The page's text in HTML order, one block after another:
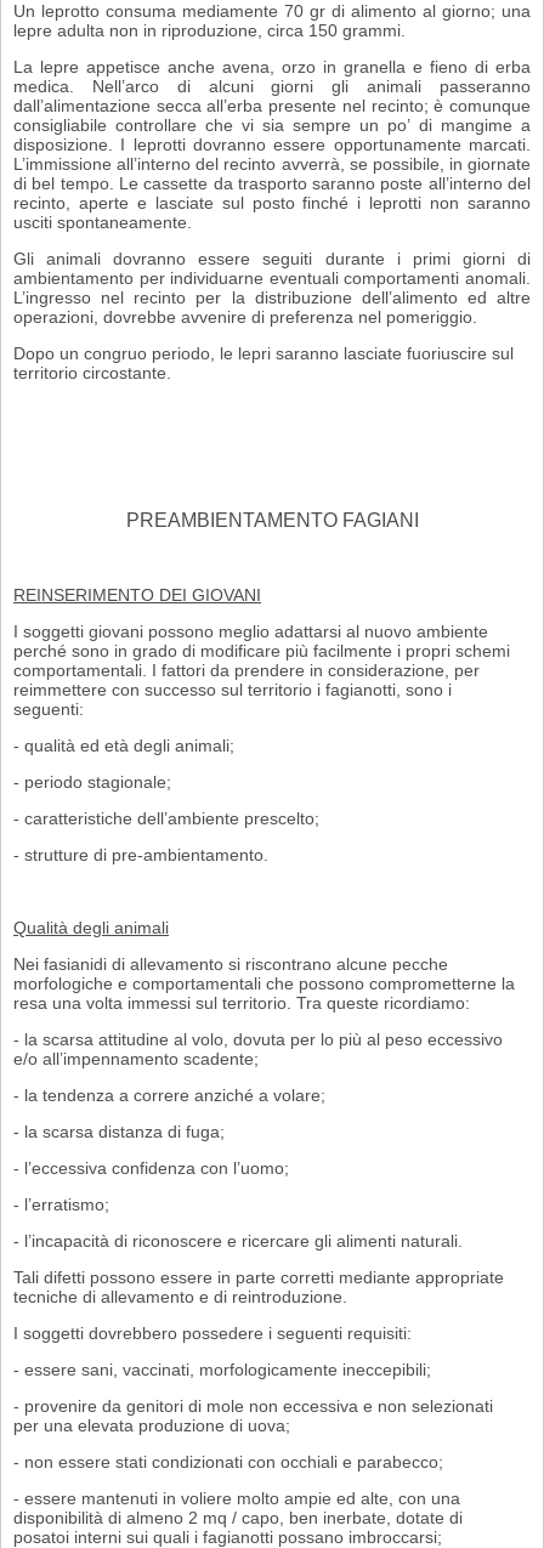
Un leprotto consuma mediamente 70 gr di alimento al giorno; una
lepre adulta non in riproduzione, circa 150 grammi.
La lepre appetisce anche avena, orzo in granella e fieno di erba
medica. Nell’arco di alcuni giorni gli animali passeranno
dall’alimentazione secca all’erba presente nel recinto; è comunque
consigliabile controllare che vi sia sempre un po’ di mangime a
disposizione. I leprotti dovranno essere opportunamente marcati.
L’immissione all’interno del recinto avverrà, se possibile, in giornate
di bel tem­po. Le cassette da trasporto saranno poste all’interno del
recinto, aperte e lascia­te sul posto finché i leprotti non saranno
usciti spontaneamente.
Gli animali dovranno essere seguiti durante i primi giorni di
ambientamento per individuarne eventuali comportamenti anomali.
L’ingresso nel recinto per la distribuzione dell’alimento ed altre
operazioni, dovrebbe avvenire di preferenza nel pomeriggio.
Dopo un congruo periodo, le lepri saranno lasciate fuoriuscire sul
territorio cir­costante.
PREAMBIENTAMENTO FAGIANI
REINSERIMENTO DEI GIOVANI
I soggetti giovani possono meglio adattarsi al nuovo ambiente
perché sono in grado di modificare più facilmente i propri schemi
comportamentali. I fattori da pren­dere in considerazione, per
reimmettere con successo sul territorio i fagianotti, sono i
seguenti:
- qualità ed età degli animali;
- periodo stagionale;
- caratteristiche dell’ambiente prescelto;
- strutture di pre-ambientamento.
Qualità degli animali
Nei fasianidi di allevamento si riscontrano alcune pecche
morfologiche e com­portamentali che possono comprometterne la
resa una volta immessi sul territorio. Tra queste ricordiamo:
- la scarsa attitudine al volo, dovuta per lo più al peso eccessivo
e/o all’impennamento scadente;
- la tendenza a correre anziché a volare;
- la scarsa distanza di fuga;
- l’eccessiva confidenza con l’uomo;
- l’erratismo;
- l’incapacità di riconoscere e ricercare gli alimenti naturali.
Tali difetti possono essere in parte corretti mediante appropriate
tecniche di allevamento e di reintroduzione.
I soggetti dovrebbero possedere i seguenti requisiti:
- essere sani, vaccinati, morfologicamente ineccepibili;
- provenire da genitori di mole non eccessiva e non selezionati
per una elevata produzione di uova;
- non essere stati condizionati con occhiali e parabecco;
- essere mantenuti in voliere molto ampie ed alte, con una
disponibilità di almeno 2 mq / capo, ben inerbate, dotate di
posatoi interni sui quali i fagianotti possa­no imbroccarsi;